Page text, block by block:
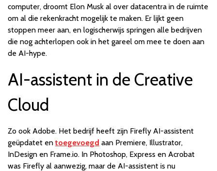
computer, droomt Elon Musk al over datacentra in de ruimte
om al die rekenkracht mogelijk te maken. Er lijkt geen
stoppen meer aan, en logischerwijs springen alle bedrijven
die nog achterlopen ook in het gareel om mee te doen aan
de AI-hype.
AI-assistent in de Creative
Cloud
Zo ook Adobe. Het bedrijf heeft zijn Firefly AI-assistent
geüpdatet en toegevoegd aan Premiere, Illustrator,
InDesign en Frame.io. In Photoshop, Express en Acrobat
was Firefly al aanwezig, maar de AI-assistent is nu